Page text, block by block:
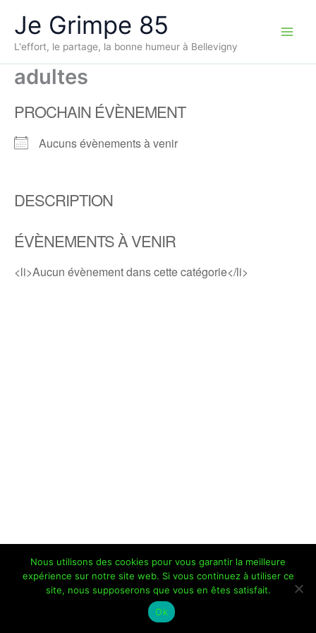
contenu
Je Grimpe 85
L'effort, le partage, la bonne humeur à Bellevigny
adultes
PROCHAIN ÉVÈNEMENT
Aucuns évènements à venir
DESCRIPTION
ÉVÈNEMENTS À VENIR
<li>Aucun évènement dans cette catégorie</li>
Copyright © 2026 Je Grimpe 85 | Propulsé parThème WordPress
Astra
Nous utilisons des cookies pour vous garantir la meilleure
expérience sur notre site web. Si vous continuez à utiliser ce
site, nous supposerons que vous en êtes satisfait.
Ok